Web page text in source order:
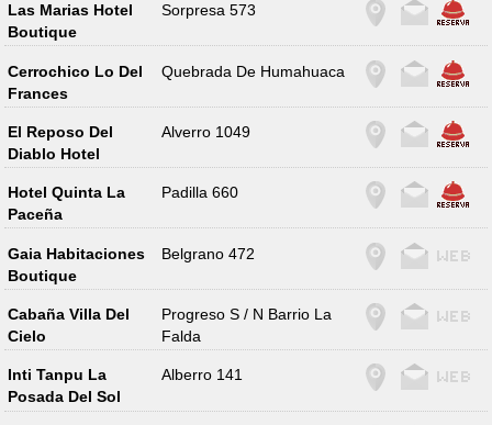
Las Marias Hotel
Boutique
Sorpresa 573
Cerrochico Lo Del
Frances
Quebrada De Humahuaca
El Reposo Del
Diablo Hotel
Alverro 1049
Hotel Quinta La
Paceña
Padilla 660
Gaia Habitaciones
Boutique
Belgrano 472
Cabaña Villa Del
Cielo
Progreso S / N Barrio La
Falda
Inti Tanpu La
Posada Del Sol
Alberro 141